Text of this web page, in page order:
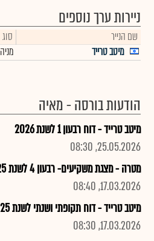
ניירות ערך נוספים
שם הנייר סוג
מיטב טרייד
מניה
הודעות בורסה - מאיה
מיטב טרייד - דוח רבעון 1 לשנת 2026
25.05.2026, 08:30
מטרה - מצגת משקיעים- רבעון 4 לשנת 2025
17.03.2026, 08:40
מיטב טרייד - דוח תקופתי ושנתי לשנת 2025
17.03.2026, 08:30